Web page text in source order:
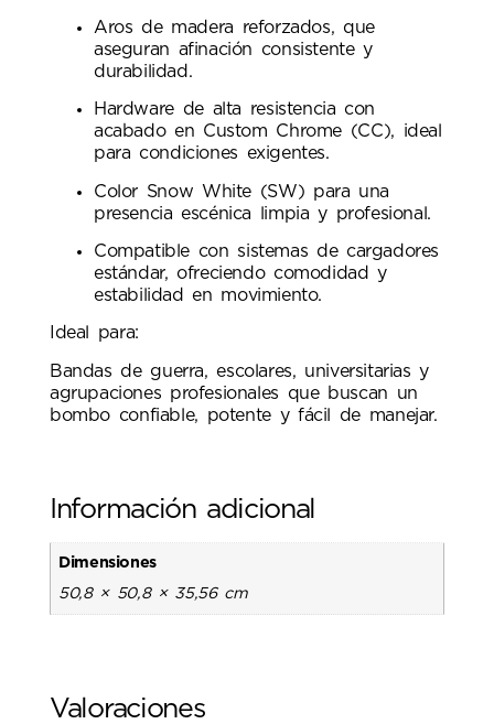
Aros de madera reforzados, que
aseguran afinación consistente y
durabilidad.
Hardware de alta resistencia con
acabado en Custom Chrome (CC), ideal
para condiciones exigentes.
Color Snow White (SW) para una
presencia escénica limpia y profesional.
Compatible con sistemas de cargadores
estándar, ofreciendo comodidad y
estabilidad en movimiento.
Ideal para:
Bandas de guerra, escolares, universitarias y
agrupaciones profesionales que buscan un
bombo confiable, potente y fácil de manejar.
Información adicional
Dimensiones
50,8 × 50,8 × 35,56 cm
Valoraciones